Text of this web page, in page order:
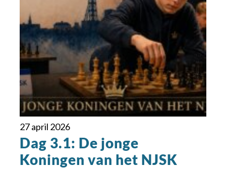
27 april 2026
Dag 3.1: De jonge
Koningen van het NJSK